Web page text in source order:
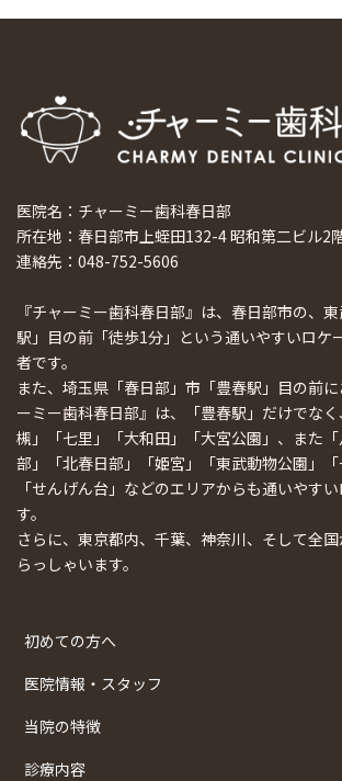
医院名：チャーミー歯科春日部
所在地：春日部市上蛭田132-4 昭和第二ビル2
連絡先：048-752-5606
『チャーミー歯科春日部』は、春日部市の、
駅」目の前「徒歩1分」という通いやすいロケ
者です。
また、埼玉県「春日部」市「豊春駅」目の前
ーミー歯科春日部』は、「豊春駅」だけでな
槻」「七里」「大和田」「大宮公園」、また
部」「北春日部」「姫宮」「東武動物公園」「
「せんげん台」などのエリアからも通いやす
す。
さらに、東京都内、千葉、神奈川、そして全
らっしゃいます。
初めての方へ
医院情報・スタッフ
当院の特徴
診療内容